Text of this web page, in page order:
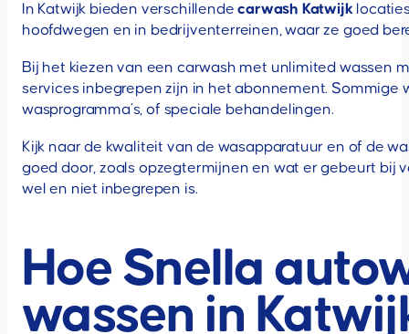
In Katwijk bieden verschillendecarwash Katwijk
hoofdwegen en in bedrijventerreinen, waar ze goed
Bij het kiezen van een carwash met unlimited wassen
services inbegrepen zijn in het abonnement.
wasprogramma’s, of speciale behandelingen.
Kijk naar de kwaliteit van de wasapparatuur en of de
goed door, zoals opzegtermijnen en wat er gebeurt bij
wel en niet inbegrepen is.
Hoe Snella
wassen in